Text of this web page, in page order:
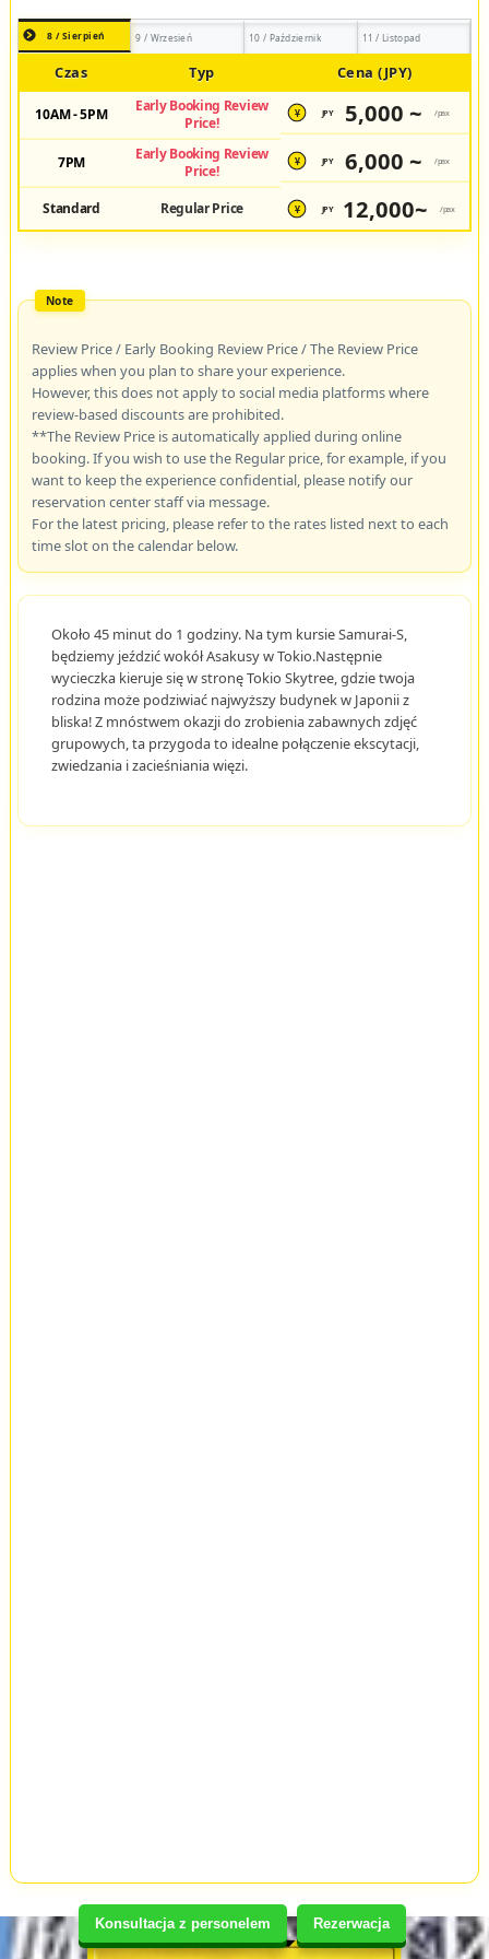
Konsultacja z personelem Rezerwacja
8 / Sierpień 9 / Wrzesień 10 / Październik 11 / Listopad
Czas Typ Cena (JPY)
10AM - 5PM
Early Booking Review
Price!
¥ JPY 5,000 ~ /pax
7PM
Early Booking Review
Price!
¥ JPY 6,000 ~ /pax
Standard Regular Price ¥ JPY 12,000~ /pax
Review Price / Early Booking Review Price / The Review Price
applies when you plan to share your experience.
However, this does not apply to social media platforms where
review-based discounts are prohibited.
**The Review Price is automatically applied during online
booking. If you wish to use the Regular price, for example, if you
want to keep the experience confidential, please notify our
reservation center staff via message.
For the latest pricing, please refer to the rates listed next to each
time slot on the calendar below.
Około 45 minut do 1 godziny. Na tym kursie Samurai-S,
będziemy jeździć wokół Asakusy w Tokio.Następnie
wycieczka kieruje się w stronę Tokio Skytree, gdzie twoja
rodzina może podziwiać najwyższy budynek w Japonii z
bliska! Z mnóstwem okazji do zrobienia zabawnych zdjęć
grupowych, ta przygoda to idealne połączenie ekscytacji,
zwiedzania i zacieśniania więzi.